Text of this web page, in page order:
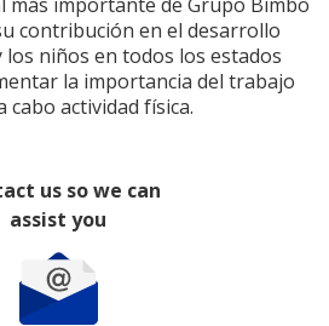
contribución en el desarrollo
niños en todos los estados
la importancia del trabajo
cabo actividad física.
us so we can
assist you